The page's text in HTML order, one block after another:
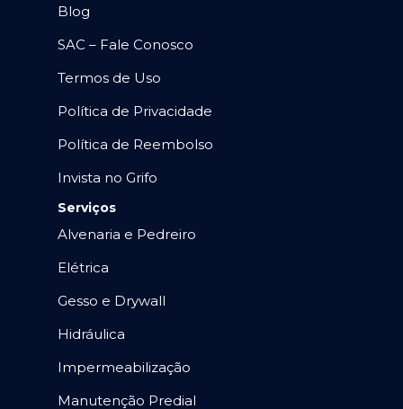
Blog
SAC – Fale Conosco
Termos de Uso
Política de Privacidade
Política de Reembolso
Invista no Grifo
Serviços
Alvenaria e Pedreiro
Elétrica
Gesso e Drywall
Hidráulica
Impermeabilização
Manutenção Predial